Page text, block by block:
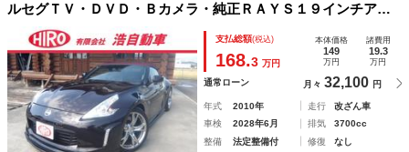
ルセグＴＶ・ＤＶＤ・Ｂカメラ・純正ＲＡＹＳ１９インチアル
ミホイール・社外アンダーエアロ・社外マフラー・ヒーターベ
ンチレーション付シート・ハーフレザーシート・リモコンＥ／
ｇスターター・ＥＴＣ
支払総額(税込)
168.3 万円
本体価格
149
万円
諸費用
19.3
万円
通常ローン 月々 32,100 円
年式 2010年 走行
改ざん車
車検
2028年6月 排気
3700cc
整備
法定整備付 修復
なし